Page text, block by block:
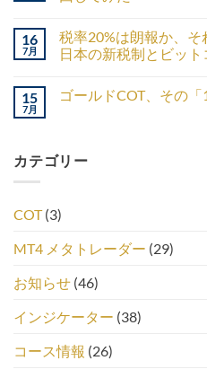
16
7月
税率20%は朗報か、
日本の新税制とビッ
15
7月
ゴールドCOT、その
カテゴリー
COT(3)
MT4 メタトレーダー (29)
お知らせ (46)
インジケーター (38)
コース情報 (26)